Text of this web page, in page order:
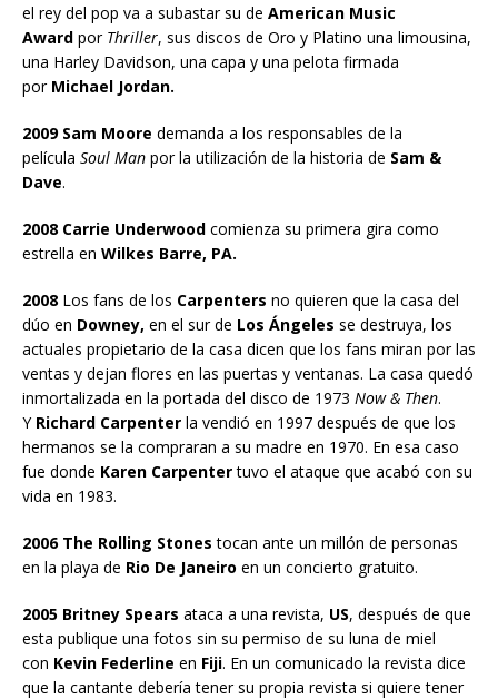
el rey del pop va a subastar su de American Music
Award por Thriller, sus discos de Oro y Platino una limousina,
una Harley Davidson, una capa y una pelota firmada
por Michael Jordan.
2009 Sam Moore demanda a los responsables de la
película Soul Man por la utilización de la historia de Sam &
Dave.
2008 Carrie Underwood comienza su primera gira como
estrella en Wilkes Barre, PA.
2008 Los fans de los Carpenters no quieren que la casa del
dúo en Downey, en el sur de Los Ángeles se destruya, los
actuales propietario de la casa dicen que los fans miran por las
ventas y dejan flores en las puertas y ventanas. La casa quedó
inmortalizada en la portada del disco de 1973 Now & Then.
YRichard Carpenter la vendió en 1997 después de que los
hermanos se la compraran a su madre en 1970. En esa caso
fue donde Karen Carpentertuvo el ataque que acabó con su
vida en 1983.
2006 The Rolling Stones tocan ante un millón de personas
en la playa de Rio De Janeiro en un concierto gratuito.
2005 Britney Spears ataca a una revista, US, después de que
esta publique una fotos sin su permiso de su luna de miel
con Kevin Federline en Fiji. En un comunicado la revista dice
que la cantante debería tener su propia revista si quiere tener